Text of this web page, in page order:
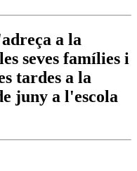
a la
seves famílies i
tardes a la
juny a l'escola